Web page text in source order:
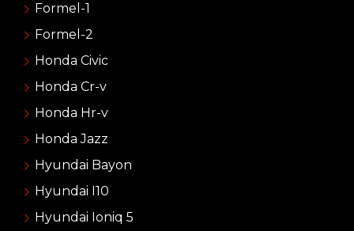
Formel-1
Formel-2
Honda Civic
Honda Cr-v
Honda Hr-v
Honda Jazz
Hyundai Bayon
Hyundai I10
Hyundai Ioniq 5